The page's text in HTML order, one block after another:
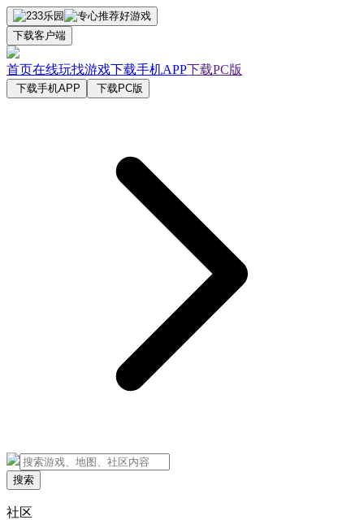
下载客户端
首页在线玩找游戏下载手机APP下载PC版
下载手机APP 下载PC版
搜索
社区